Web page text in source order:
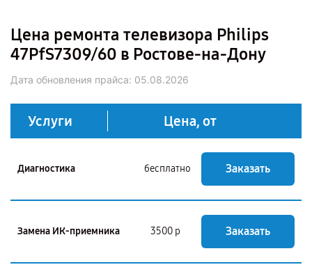
Цена ремонта телевизора Philips
47PfS7309/60 в Ростове-на-Дону
Дата обновления прайса: 05.08.2026
Услуги Цена, от
Диагностика бесплатно Заказать
Замена ИК-приемника 3500 р Заказать